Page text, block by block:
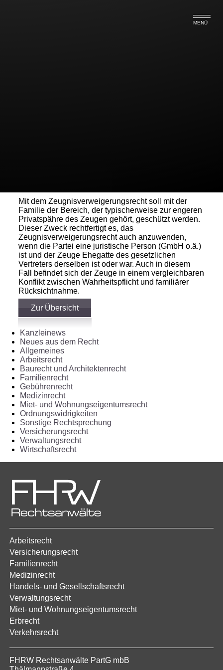
MENÜ
Mit dem Zeugnisverweigerungsrecht soll mit der
Familie der Bereich, der typischerweise zur engeren
Privatspähre des Zeugen gehört, geschützt werden.
Dieser Zweck rechtfertigt es, das
Zeugnisverweigerungsrecht auch anzuwenden,
wenn die Partei eine juristische Person (GmbH o.ä.)
ist und der Zeuge Ehegatte des gesetzlichen
Vertreters derselben ist oder war. Auch in diesem
Fall befindet sich der Zeuge in einem vergleichbaren
Konflikt zwischen Wahrheitspflicht und familiärer
Rücksichtnahme.
Zur Übersicht
Kanzleinews
Neues aus dem Recht
Allgemeines
Arbeitsrecht
Baurecht und Architektenrecht
Familienrecht
Gebührenrecht
Medizinrecht
Miet- und Wohnungseigentumsrecht
Ordnungswidrigkeiten
Sonstige Rechtsprechung
Versicherungsrecht
Verwaltungsrecht
Wirtschaftsrecht
Arbeitsrecht
Versicherungsrecht
Familienrecht
Medizinrecht
Handels- und Gesellschaftsrecht
Verwaltungsrecht
Miet- und Wohnungseigentumsrecht
Erbrecht
Verkehrsrecht
FHRW Rechtsanwälte PartG mbB